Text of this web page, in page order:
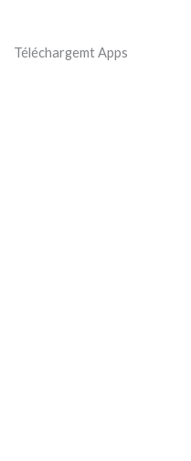
Téléchargemt Apps